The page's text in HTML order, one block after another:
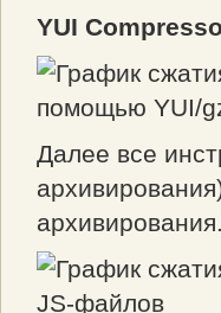
YUI
Далее все
архивирования.